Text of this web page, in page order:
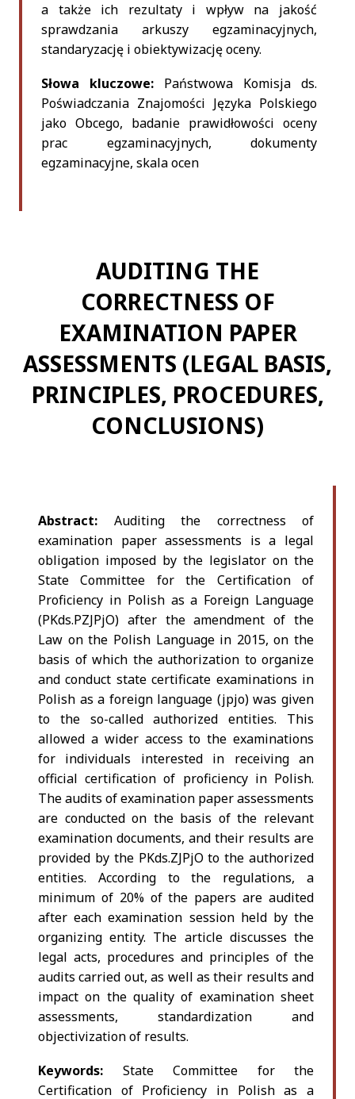
a także ich rezultaty i wpływ na jakość
sprawdzania arkuszy egzaminacyjnych,
standaryzację i obiektywizację oceny.
Słowa kluczowe: Państwowa Komisja ds.
Poświadczania Znajomości Języka Polskiego
jako Obcego, badanie prawidłowości oceny
prac egzaminacyjnych, dokumenty
egzaminacyjne, skala ocen
AUDITING THE
CORRECTNESS OF
EXAMINATION PAPER
ASSESSMENTS (LEGAL BASIS,
PRINCIPLES, PROCEDURES,
CONCLUSIONS)
Abstract: Auditing the correctness of
examination paper assessments is a legal
obligation imposed by the legislator on the
State Committee for the Certification of
Proficiency in Polish as a Foreign Language
(PKds.PZJPjO) after the amendment of the
Law on the Polish Language in 2015, on the
basis of which the authorization to organize
and conduct state certificate examinations in
Polish as a foreign language (jpjo) was given
to the so-called authorized entities. This
allowed a wider access to the examinations
for individuals interested in receiving an
official certification of proficiency in Polish.
The audits of examination paper assessments
are conducted on the basis of the relevant
examination documents, and their results are
provided by the PKds.ZJPjO to the authorized
entities. According to the regulations, a
minimum of 20% of the papers are audited
after each examination session held by the
organizing entity. The article discusses the
legal acts, procedures and principles of the
audits carried out, as well as their results and
impact on the quality of examination sheet
assessments, standardization and
objectivization of results.
Keywords: State Committee for the
Certification of Proficiency in Polish as a